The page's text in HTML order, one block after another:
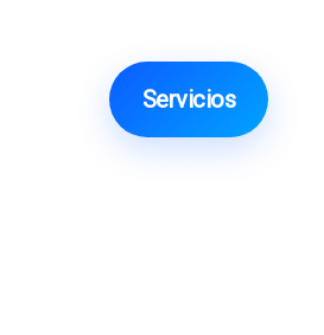
Servicios